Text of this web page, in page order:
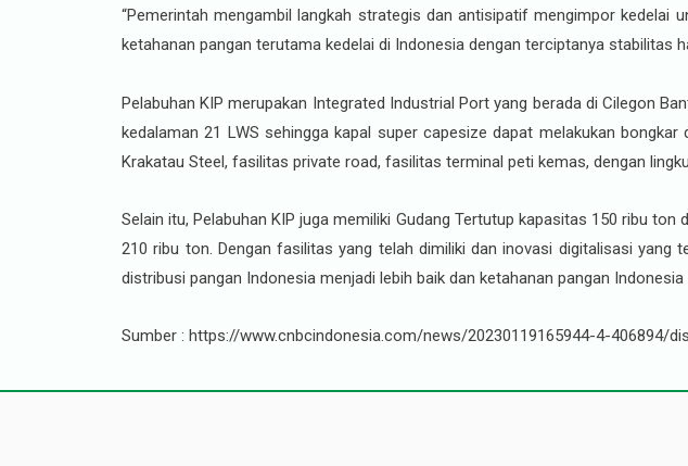
“Pemerintah mengambil langkah strategis dan antisipatif mengimpor kedelai
ketahanan pangan terutama kedelai di Indonesia dengan terciptanya stabilitas
Pelabuhan KIP merupakan Integrated Industrial Port yang berada di Cilegon
kedalaman 21 LWS sehingga kapal super capesize dapat melakukan
Krakatau Steel, fasilitas private road, fasilitas terminal peti kemas, dengan
Selain itu, Pelabuhan KIP juga memiliki Gudang Tertutup kapasitas 150 ribu
210 ribu ton. Dengan fasilitas yang telah dimiliki dan inovasi digitalisasi yang
distribusi pangan Indonesia menjadi lebih baik dan ketahanan pangan
Sumber : https://www.cnbcindonesia.com/news/20230119165944-4-406894/